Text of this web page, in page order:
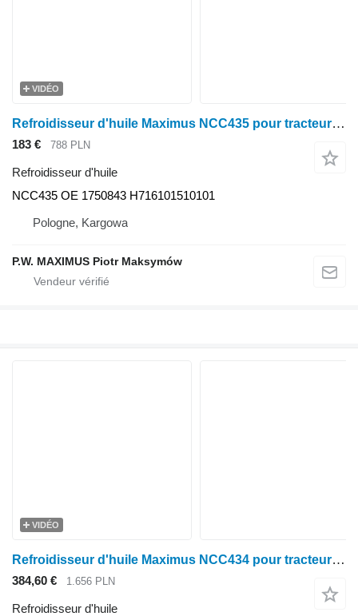
VIDÉO
Refroidisseur d'huile Maximus NCC435 pour tracteur à roues Fendt Farmer 409 Vario, Farmer 410 Vario, Farmer 411 Vario, Farmer 412 Vario, FAVORIT 711 VARIO, 712 Vario, 714 Vario, 716 Vario T2
183 € 788 PLN
Refroidisseur d'huile
NCC435 OE 1750843 H716101510101
Pologne, Kargowa
P.W. MAXIMUS Piotr Maksymów
VIDÉO
Refroidisseur d'huile Maximus NCC434 pour tracteur à roues Fendt Farmer 409 Vario, Farmer 410 Vario, Farmer 411 Vario, Farmer 412 Vario, FAVORIT 711 VARIO, 712 Vario, 714 Vario, 716 Vario T2
384,60 € 1.656 PLN
Refroidisseur d'huile